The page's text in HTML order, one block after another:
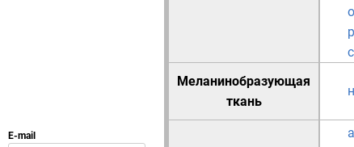
Меланинобразующая
ткань